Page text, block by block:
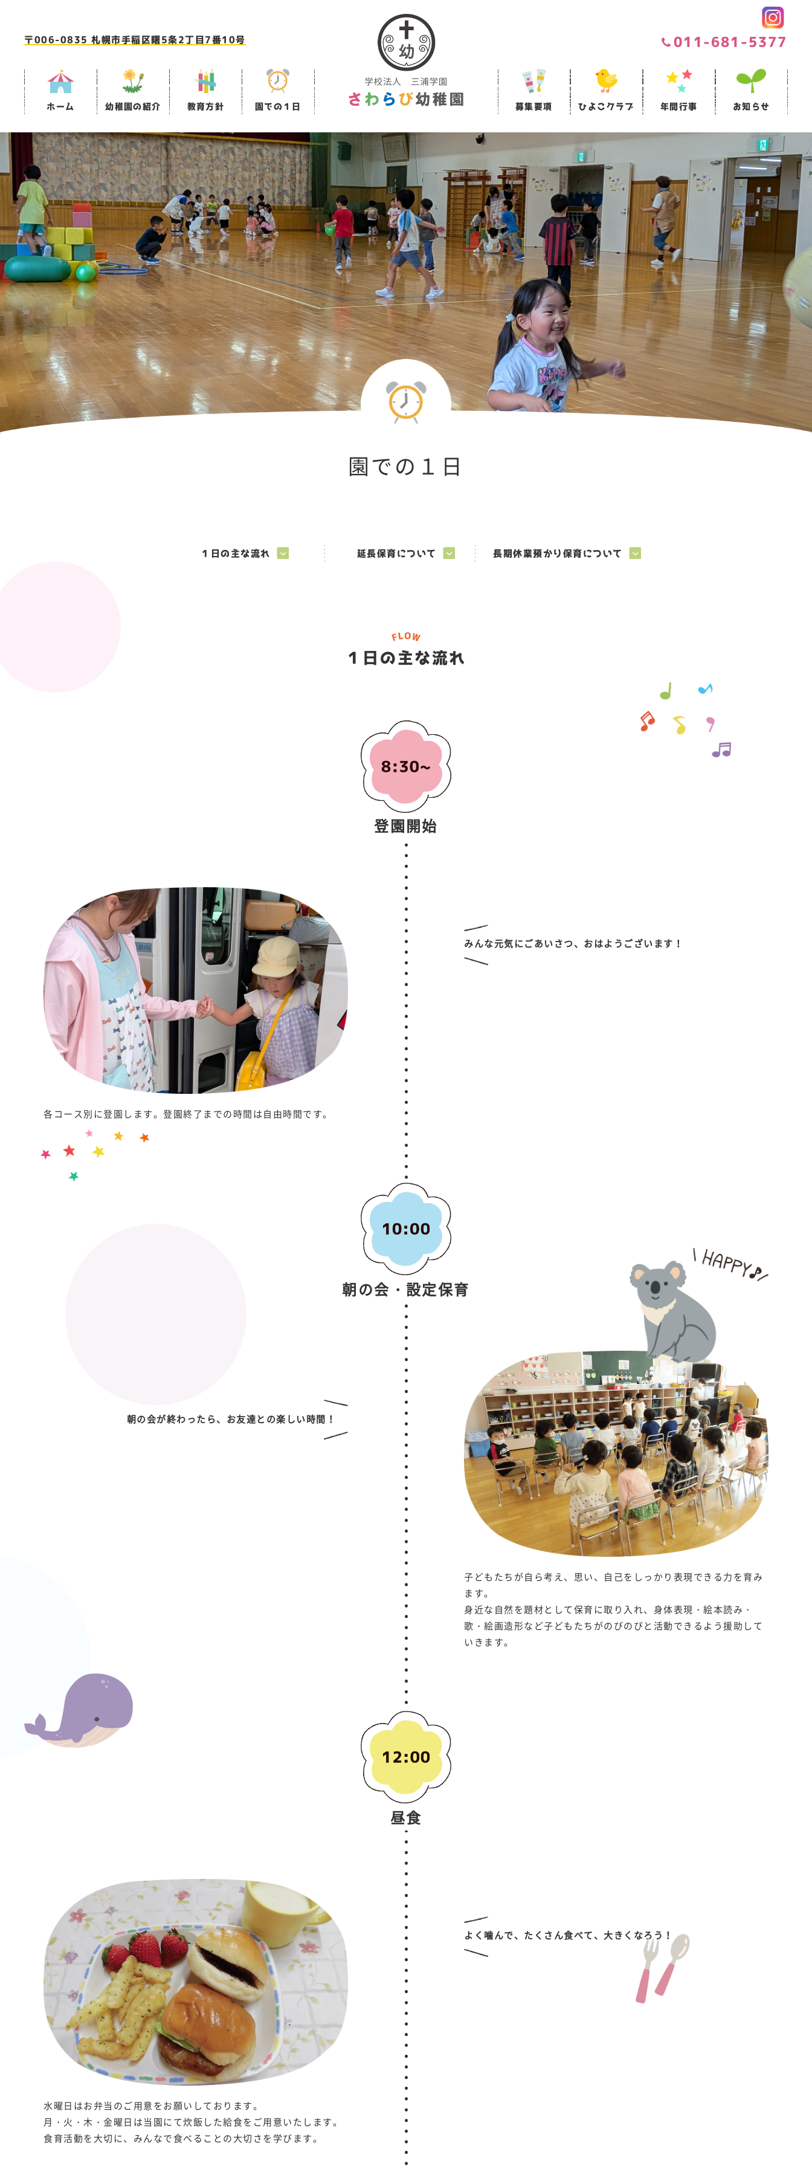
〒006-0835 札幌市手稲区曙5条2丁目7番10号
ホーム 幼稚園の紹介
園名の由来 当園ならではの主な活動 アクセス情報
教育方針
教育方針
園での１日
1日の主な流れ 延長保育について 長期休業預かり保育について
011-681-5377
募集要項
入園募集に際して
ひよこクラブ
ひよこクラブ 登園曜日について ひよこクラブ募集要項
年間行事 お知らせ
園での１日
１日の主な流れ 延長保育について 長期休業預かり保育について
１日の主な流れ
登園開始
各コース別に登園します。登園終了までの時間は自由時間です。
みんな元気にごあいさつ、おはようございます！
朝の会・設定保育
朝の会が終わったら、お友達との楽しい時間！
子どもたちが自ら考え、思い、自己をしっかり表現できる力を育み
ます。
身近な自然を題材として保育に取り入れ、身体表現・絵本読み・
歌・絵画造形など子どもたちがのびのびと活動できるよう援助して
いきます。
昼食
水曜日はお弁当のご用意をお願いしております。
月・火・木・金曜日は当園にて炊飯した給食をご用意いたします。
食育活動を大切に、みんなで食べることの大切さを学びます。
よく噛んで、たくさん食べて、大きくなろう！